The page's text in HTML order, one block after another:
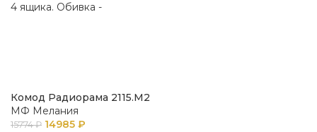
Комод Радиорама 2115.М2
МФ Мелания
15774₽ 14985 ₽